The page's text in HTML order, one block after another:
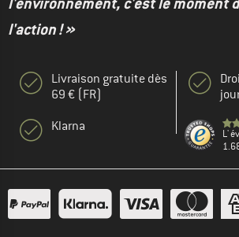
l'action ! »
Livraison gratuite dès
69 € (FR)
Klarna
L'